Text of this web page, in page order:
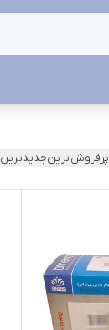
پرفروش‌ترینجدیدترین